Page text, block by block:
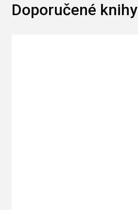
Doporučené knihy